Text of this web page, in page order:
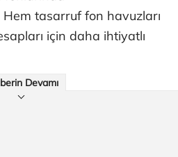
tasarruf fon havuzları
için daha ihtiyatlı
Devamı